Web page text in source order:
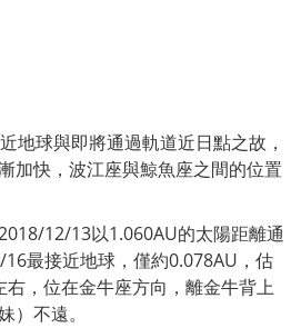
地球與即將通過軌道近日點之故，
加快，波江座與鯨魚座之間的位置
12/13以1.060AU的太陽距離通
最接近地球，僅約0.078AU，估
，位在金牛座方向，離金牛背上
）不遠。